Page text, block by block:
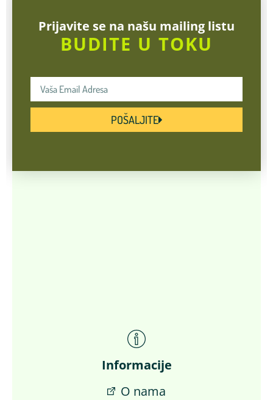
Prijavite se na našu mailing listu
BUDITE U TOKU
POŠALJITE
Informacije
O nama